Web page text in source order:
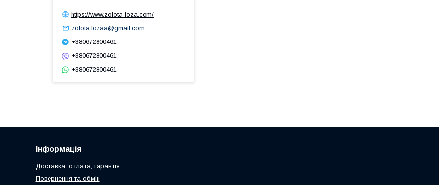
https://www.zolota-loza.com/
zolota.lozaa@gmail.com
+380672800461
+380672800461
+380672800461
Інформація
Доставка, оплата, гарантія
Повернення та обмін